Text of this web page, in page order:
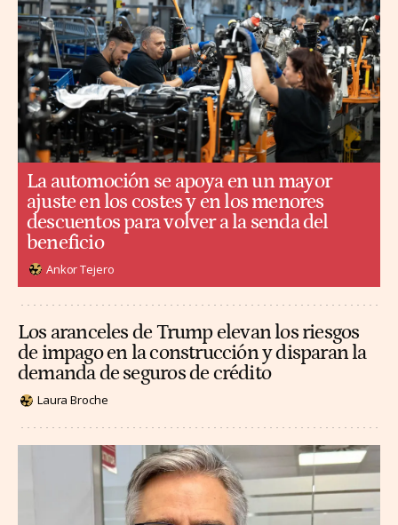
La automoción se apoya en un mayor
ajuste en los costes y en los menores
descuentos para volver a la senda del
beneficio
Ankor Tejero
Los aranceles de Trump elevan los riesgos
de impago en la construcción y disparan la
demanda de seguros de crédito
Laura Broche